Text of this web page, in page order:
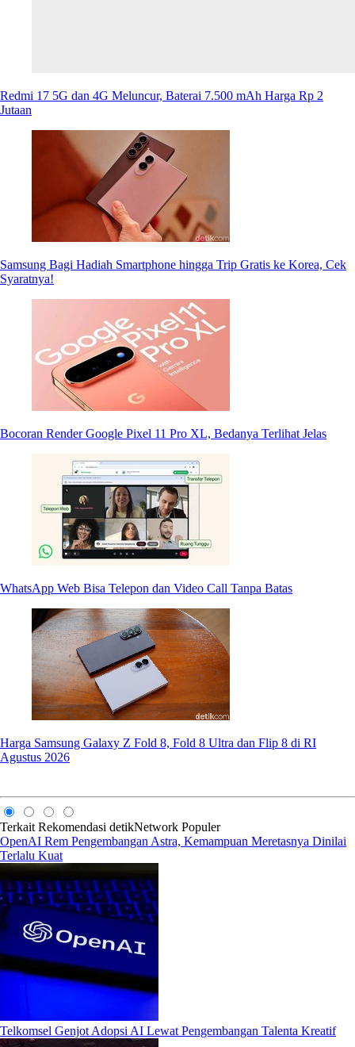
Redmi 17 5G dan 4G Meluncur, Baterai 7.500 mAh Harga Rp 2
Jutaan
Samsung Bagi Hadiah Smartphone hingga Trip Gratis ke Korea, Cek
Syaratnya!
Bocoran Render Google Pixel 11 Pro XL, Bedanya Terlihat Jelas
WhatsApp Web Bisa Telepon dan Video Call Tanpa Batas
Harga Samsung Galaxy Z Fold 8, Fold 8 Ultra dan Flip 8 di RI
Agustus 2026
Terkait Rekomendasi detikNetwork Populer
OpenAI Rem Pengembangan Astra, Kemampuan Meretasnya Dinilai
Terlalu Kuat
Telkomsel Genjot Adopsi AI Lewat Pengembangan Talenta Kreatif